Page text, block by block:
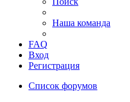
Наша команда
FAQ
Вход
Регистрация
Список форумов